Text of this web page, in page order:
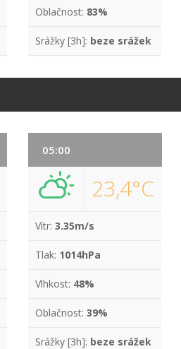
Oblačnost: 83%
Srážky [3h]: beze srážek
05:00
23,4°C
Vítr:3.35m/s
Tlak: 1014hPa
Vlhkost: 48%
Oblačnost:39%
Srážky [3h]: beze srážek